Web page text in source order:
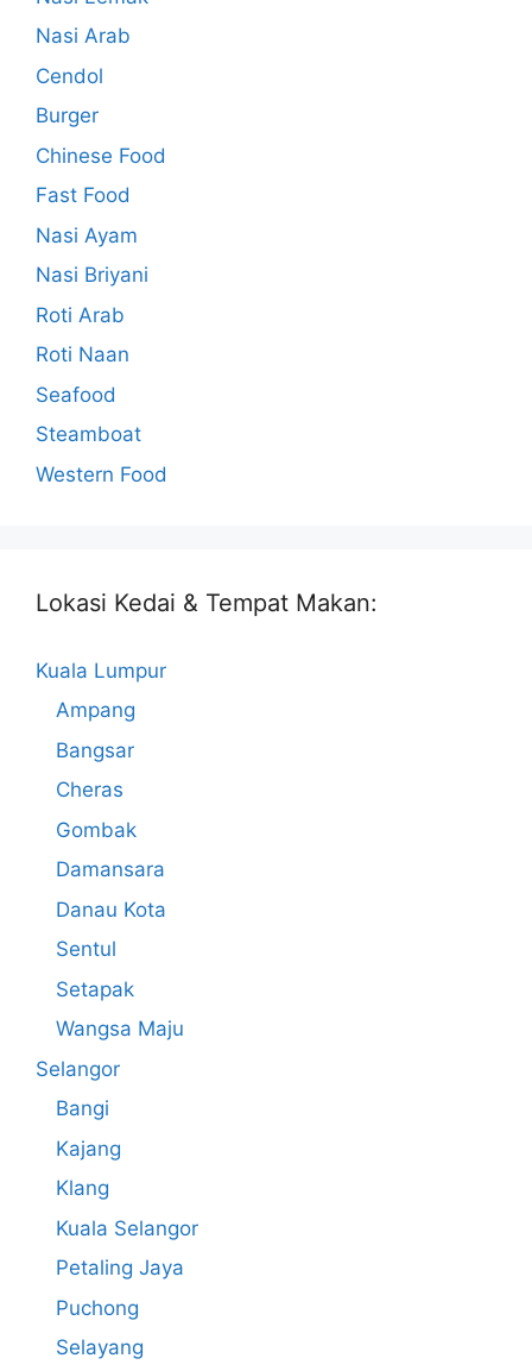
Nasi Arab
Cendol
Burger
Chinese Food
Fast Food
Nasi Ayam
Nasi Briyani
Roti Arab
Roti Naan
Seafood
Steamboat
Western Food
Lokasi Kedai & Tempat Makan:
Kuala Lumpur
Ampang
Bangsar
Cheras
Gombak
Damansara
Danau Kota
Sentul
Setapak
Wangsa Maju
Selangor
Bangi
Kajang
Klang
Kuala Selangor
Petaling Jaya
Puchong
Selayang